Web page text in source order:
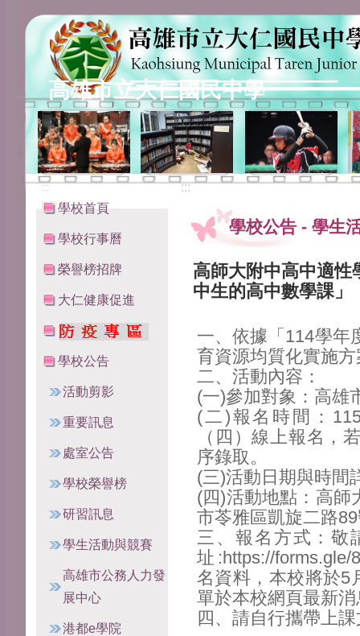
高雄市立大仁國民中學
:::
學校首頁
學校行事曆
榮譽榜招牌
大仁健康促進
學校公告
活動剪影
重要訊息
處室公告
學校榮譽榜
研習訊息
學生活動與競賽
高雄市公務人力發
展中心
港都e學院
:::
學校公告 - 學生
高師大附中高中適性
中生的高中數學課」
一、依據「114學年
育資源均質化實施
二、活動內容：
(一)參加對象：高雄
(二)報名時間：
（四）線上報名，
序錄取。
(三)活動日期與時間
(四)活動地點：高師
市苓雅區凱旋二路
三、報名方式：敬
址:https://
名資料，本校將於5
單於本校網頁最新消
四、請自行攜帶上